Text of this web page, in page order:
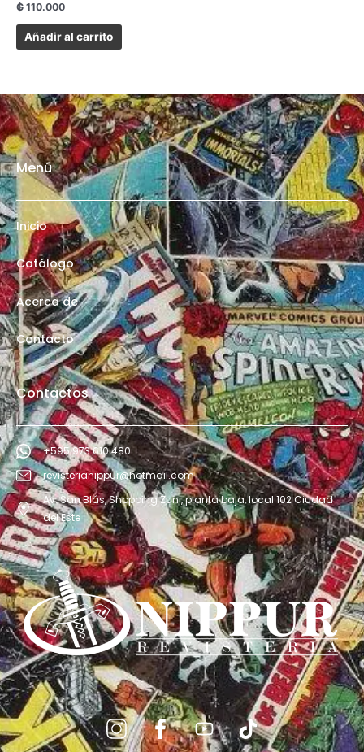
₲ 110.000
Añadir al carrito
Menú
Inicio
Catálogo
Acerca de
Contacto
Contactos
+595 973 610 480
revisterianippur@hotmail.com
Av. San Blás, Shopping Zuni, planta baja, local 102 Ciudad
del Este